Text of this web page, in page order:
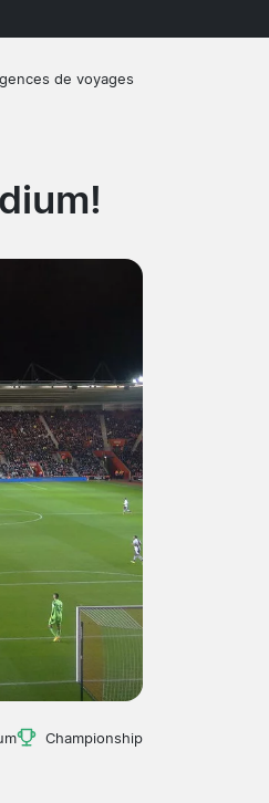
de voyages
Championship